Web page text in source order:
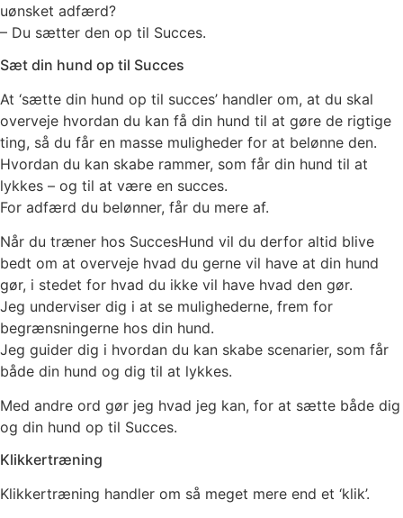
uønsket adfærd?
– Du sætter den op til Succes.
Sæt din hund op til Succes
At ‘sætte din hund op til succes’ handler om, at du skal
overveje hvordan du kan få din hund til at gøre de rigtige
ting, så du får en masse muligheder for at belønne den.
Hvordan du kan skabe rammer, som får din hund til at
lykkes – og til at være en succes.
For adfærd du belønner, får du mere af.
Når du træner hos SuccesHund vil du derfor altid blive
bedt om at overveje hvad du gerne vil have at din hund
gør, i stedet for hvad du ikke vil have hvad den gør.
Jeg underviser dig i at se mulighederne, frem for
begrænsningerne hos din hund.
Jeg guider dig i hvordan du kan skabe scenarier, som får
både din hund og dig til at lykkes.
Med andre ord gør jeg hvad jeg kan, for at sætte både dig
og din hund op til Succes.
Klikkertræning
Klikkertræning handler om så meget mere end et ‘klik’.